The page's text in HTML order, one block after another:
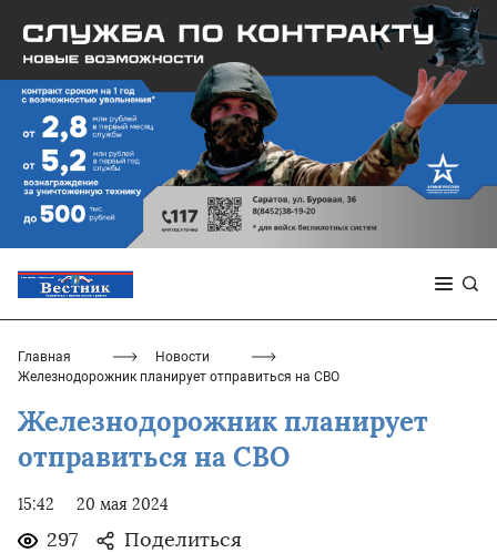
Главная
Новости
Железнодорожник планирует отправиться на СВО
Железнодорожник планирует
отправиться на СВО
15:42 20 мая 2024
297 Поделиться